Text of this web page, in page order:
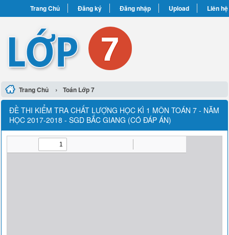
Trang Chủ Đăng ký Đăng nhập Upload Liên hệ
Trang Chủ › Toán Lớp 7
ĐỀ THI KIỂM TRA CHẤT LƯỢNG HỌC KÌ 1 MÔN TOÁN 7 - NĂM
HỌC 2017-2018 - SGD BẮC GIANG (CÓ ĐÁP ÁN)